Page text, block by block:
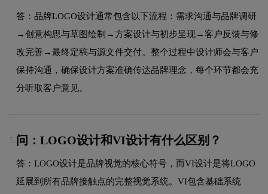
答：品牌LOGO设计通常包含以下流程：需求沟通与品牌调研
→创意构思与草图绘制→方案设计与初步呈现→客户反馈与修
改完善→最终定稿与源文件交付。整个过程中设计师会与客户
保持沟通，确保设计方案准确传达品牌理念，每个环节都会充
分听取客户意见。
5. 问：LOGO设计和VI设计有什么区别？
答：LOGO设计是品牌视觉的核心符号，而VI设计是将LOGO
延展到所有品牌接触点的完整视觉系统。VI包含基础系统